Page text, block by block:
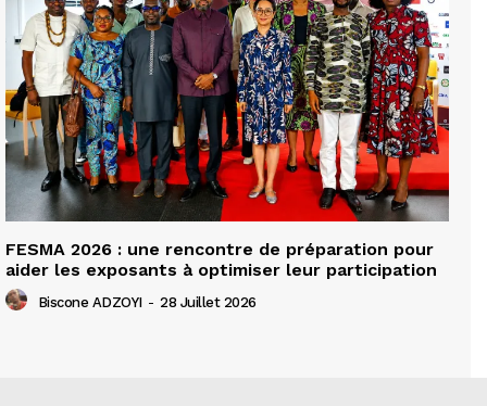
FESMA 2026 : une rencontre de préparation pour
aider les exposants à optimiser leur participation
Biscone ADZOYI - 28 Juillet 2026